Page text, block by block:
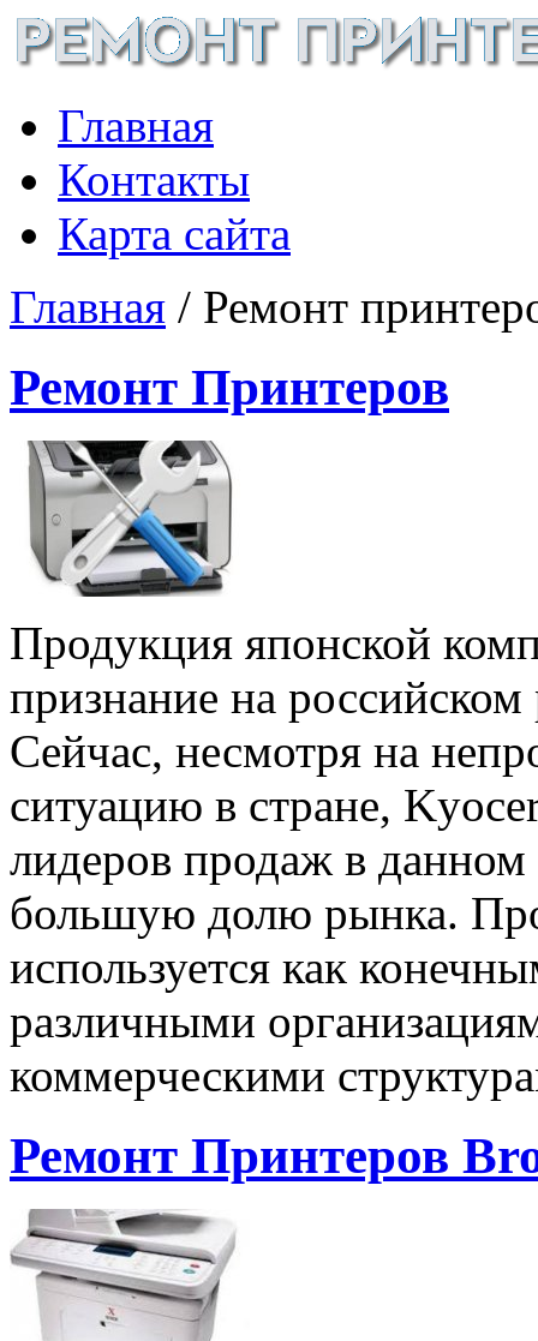
Главная
Контакты
Карта сайта
Главная / Ремонт
Ремонт Принтеров
Продукция японской
признание на
Сейчас, несмотря на
ситуацию в стране,
лидеров продаж в данном
большую долю рынка.
используется как
различными
коммерческими
Ремонт Принтеров